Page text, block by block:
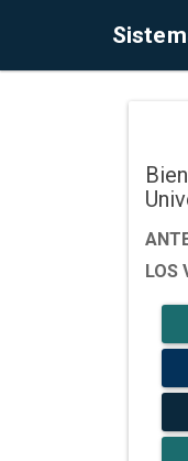
LOS